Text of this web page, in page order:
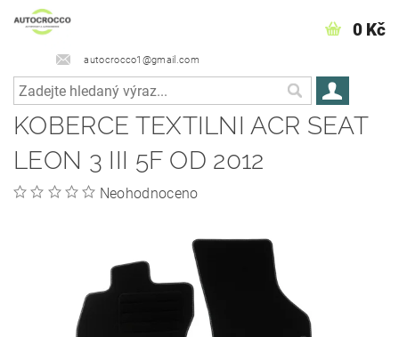
autocrocco1@gmail.com
0 Kč
KOBERCE TEXTILNI ACR­ SEAT
LEON 3 III 5F OD 2012
Neohodnoceno